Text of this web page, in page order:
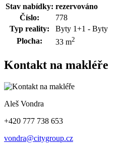
Stav nabídky: rezervováno
Číslo:
778
Typ reality:
Byty 1+1 - Byty
Plocha:
33 m2
Kontakt na makléře
Aleš Vondra
+420 777 738 653
vondra@citygroup.cz